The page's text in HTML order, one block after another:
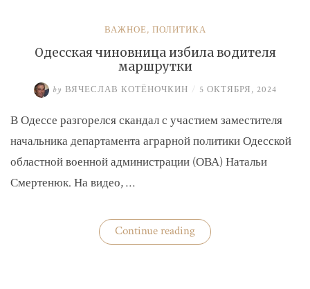
ВАЖНОЕ, ПОЛИТИКА
Одесская чиновница избила водителя
маршрутки
by ВЯЧЕСЛАВ КОТЁНОЧКИН / 5 ОКТЯБРЯ, 2024
В Одессе разгорелся скандал с участием заместителя
начальника департамента аграрной политики Одесской
областной военной администрации (ОВА) Натальи
Смертенюк. На видео, …
Continue reading«Одесская
чиновница